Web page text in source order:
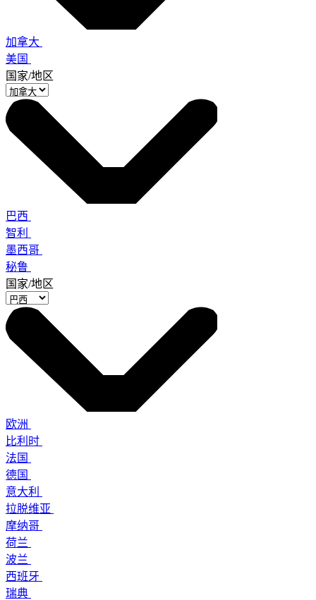
加拿大
美国
国家/地区
巴西
智利
墨西哥
秘鲁
国家/地区
欧洲
比利时
法国
德国
意大利
拉脱维亚
摩纳哥
荷兰
波兰
西班牙
瑞典